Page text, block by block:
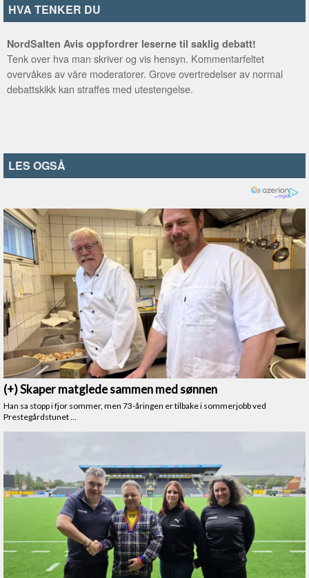
HVA TENKER DU
NordSalten Avis oppfordrer leserne til saklig debatt!
Tenk over hva man skriver og vis hensyn. Kommentarfeltet
overvåkes av våre moderatorer. Grove overtredelser av normal
debattskikk kan straffes med utestengelse.
LES OGSÅ